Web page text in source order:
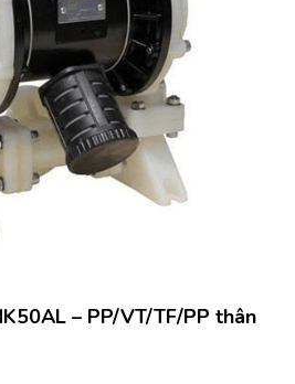
– PP/VT/TF/PP thân